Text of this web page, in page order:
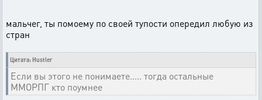
мальчег, ты помоему по своей тупости опередил любую из
стран
Цитата: Hustler
Если вы этого не понимаете..... тогда остальные
ММОРПГ кто поумнее